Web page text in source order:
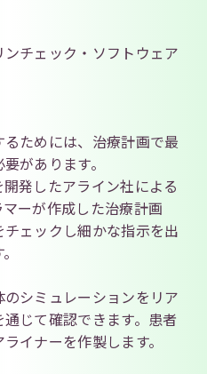
チェック・ソフトウェア
ためには、治療計画で最
があります。
発したアライン社による
ーが作成した治療計画
ェックし細かな指示を出
シミュレーションをリア
じて確認できます。患者
イナーを作製します。